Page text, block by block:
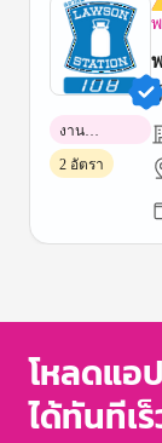
งาน
พาร์ทไทม์
2 อัตรา
of
โหลดแอ
ได้ทันทีเ